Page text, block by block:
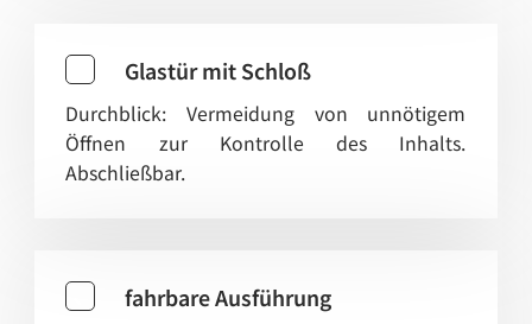
Glastür mit Schloß
Durchblick: Vermeidung von unnötigem
Öffnen zur Kontrolle des Inhalts.
Abschließbar.
fahrbare Ausführung